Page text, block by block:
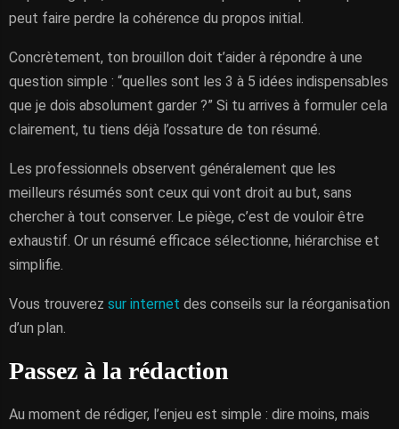
peut faire perdre la cohérence du propos initial.
Concrètement, ton brouillon doit t’aider à répondre à une
question simple : “quelles sont les 3 à 5 idées indispensables
que je dois absolument garder ?” Si tu arrives à formuler cela
clairement, tu tiens déjà l’ossature de ton résumé.
Les professionnels observent généralement que les
meilleurs résumés sont ceux qui vont droit au but, sans
chercher à tout conserver. Le piège, c’est de vouloir être
exhaustif. Or un résumé efficace sélectionne, hiérarchise et
simplifie.
Vous trouverez sur internet des conseils sur la réorganisation
d’un plan.
Passez à la rédaction
Au moment de rédiger, l’enjeu est simple : dire moins, mais